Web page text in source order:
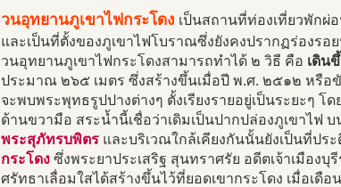
วนอุทยานภูเขาไฟกระโดง เป็นสถานที่ท่องเที่ยวพัก
และเป็นที่ตั้งของภูเขาไฟโบราณซึ่งยังคงปรากฏร่องรอ
วนอุทยานภูเขาไฟกระโดงสามารถทำได้ ๒ วิธี คือ เดิน
ประมาณ ๒๖๕ เมตร ซึ่งสร้างขึ้นเมื่อปี พ.ศ. ๒๕๑๒ หรือ
จะพบพระพุทธรูปปางต่างๆ ตั้งเรียงรายอยู่เป็นระยะๆ โ
ด้านขวามือ สระน้ำนี้เชื่อว่าเดิมเป็นปากปล่องภูเขาไฟ
พระสุภัทรบพิตร และบริเวณใกล้เคียงกันนั้นยังเป็นที่ปร
กระโดง ซึ่งพระยาประเสริฐ สุนทราศรัย อดีตเจ้าเมือง
ศรัทธาเลื่อมใสได้สร้างขึ้นไว้ที่ยอดเขากระโดง เมื่อเ